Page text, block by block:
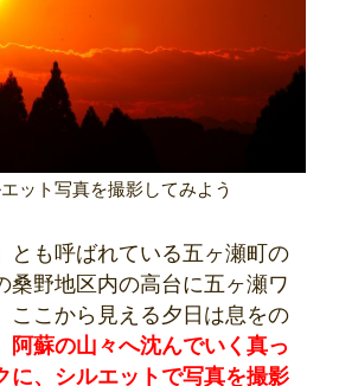
ット写真を撮影してみよう
とも呼ばれている五ヶ瀬町の
桑野地区内の高台に五ヶ瀬ワ
ここから見える夕日は息をの
阿蘇の山々へ沈んでいく真っ
に、シルエットで写真を撮影